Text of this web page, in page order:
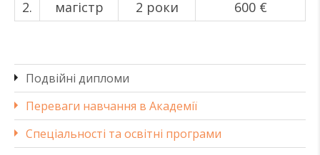
2.
магістр 2 роки 600 €
Подвійні дипломи
Переваги навчання в Академії
Спеціальності та освітні програми